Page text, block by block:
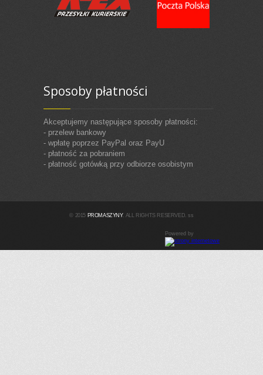
Sposoby płatności
Akceptujemy następujące sposoby płatności:
- przelew bankowy
- wpłatę poprzez PayPal oraz PayU
- płatność za pobraniem
- płatność gotówką przy odbiorze osobistym
© 2015 PROMASZYNY. ALL RIGHTS RESERVED. ss
Powered by